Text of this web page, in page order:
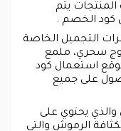
المنتجات يتم
كود الخصم .
التجميل الخاصة
سحري، ملمع
استعمال كود
على جميع
والذي يحتوي على
الرموش والتي